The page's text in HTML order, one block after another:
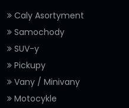
Caly Asortyment
Samochody
SUV-y
Pickupy
Vany / Minivany
Motocykle